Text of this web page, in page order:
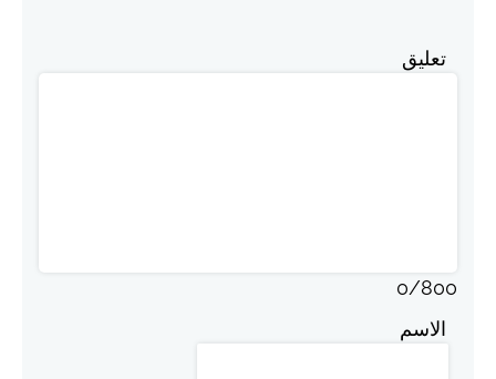
تعليق
0/800
الاسم